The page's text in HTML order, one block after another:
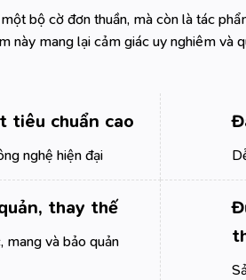
bộ cờ đơn thuần, mà còn là tác
này mang lại cảm giác uy nghiêm và
tiêu chuẩn cao
nghệ hiện đại
thay thế
mang và bảo quản